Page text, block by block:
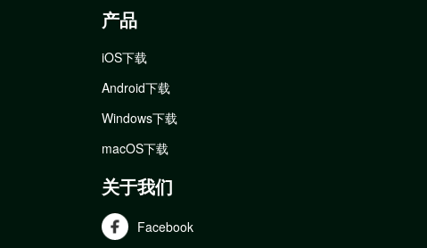
产品
iOS下载
Android下载
Windows下载
macOS下载
关于我们
Facebook